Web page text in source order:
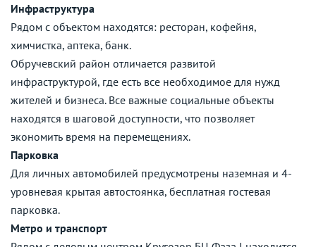
Инфраструктура
Рядом с объектом находятся: ресторан, кофейня,
химчистка, аптека, банк.
Обручевский район отличается развитой
инфраструктурой, где есть все необходимое для нужд
жителей и бизнеса. Все важные социальные объекты
находятся в шаговой доступности, что позволяет
экономить время на перемещениях.
Парковка
Для личных автомобилей предусмотрены наземная и 4-
уровневая крытая автостоянка, бесплатная гостевая
парковка.
Метро и транспорт